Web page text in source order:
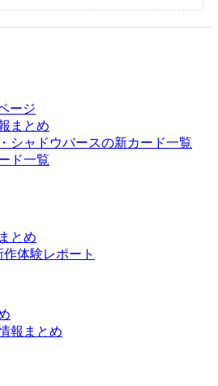
ージ
まとめ
シャドウバースの新カード一覧
ド一覧
とめ
体験レポート
報まとめ